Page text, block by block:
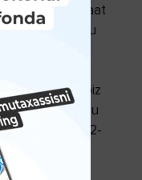
kimga murojaat
davosi bu
bu darajada
bo‘yicha biz
muassasa bu
akademiyasi 2-
Qon-tomir